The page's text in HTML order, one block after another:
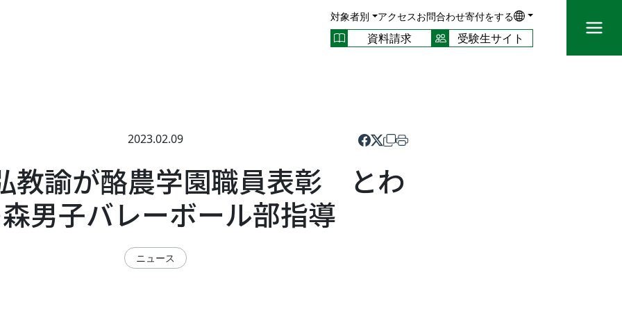
対象者別 アクセスお問合わせ寄付をする
資料請求 受験生サイト
2023.02.09
教諭が酪農学園職員表彰 とわ
男子バレーボール部指導
ニュース